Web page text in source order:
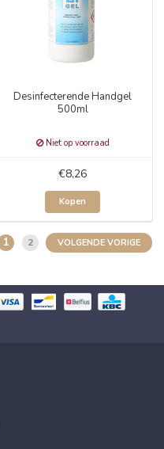
Desinfecterende Handgel
500ml
Niet op voorraad
€8,26
Kopen
1 2 VOLGENDE VORIGE